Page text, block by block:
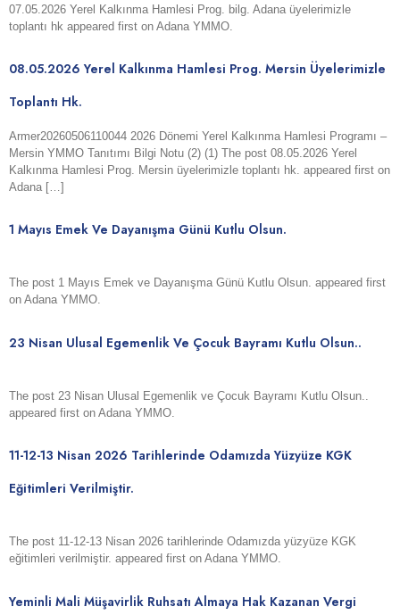
07.05.2026 Yerel Kalkınma Hamlesi Prog. bilg. Adana üyelerimizle
toplantı hk appeared first on Adana YMMO.
08.05.2026 Yerel Kalkınma Hamlesi Prog. Mersin Üyelerimizle
Toplantı Hk.
Armer20260506110044 2026 Dönemi Yerel Kalkınma Hamlesi Programı –
Mersin YMMO Tanıtımı Bilgi Notu (2) (1) The post 08.05.2026 Yerel
Kalkınma Hamlesi Prog. Mersin üyelerimizle toplantı hk. appeared first on
Adana […]
1 Mayıs Emek Ve Dayanışma Günü Kutlu Olsun.
The post 1 Mayıs Emek ve Dayanışma Günü Kutlu Olsun. appeared first
on Adana YMMO.
23 Nisan Ulusal Egemenlik Ve Çocuk Bayramı Kutlu Olsun..
The post 23 Nisan Ulusal Egemenlik ve Çocuk Bayramı Kutlu Olsun..
appeared first on Adana YMMO.
11-12-13 Nisan 2026 Tarihlerinde Odamızda Yüzyüze KGK
Eğitimleri Verilmiştir.
The post 11-12-13 Nisan 2026 tarihlerinde Odamızda yüzyüze KGK
eğitimleri verilmiştir. appeared first on Adana YMMO.
Yeminli Mali Müşavirlik Ruhsatı Almaya Hak Kazanan Vergi